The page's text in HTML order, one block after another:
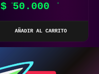
CARTAS)
$ 50.000
AÑADIR AL CARRITO